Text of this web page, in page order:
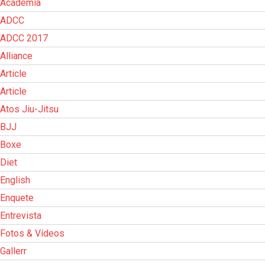
Academia
ADCC
ADCC 2017
Alliance
Article
Article
Atos Jiu-Jitsu
BJJ
Boxe
Diet
English
Enquete
Entrevista
Fotos & Vídeos
Gallerr